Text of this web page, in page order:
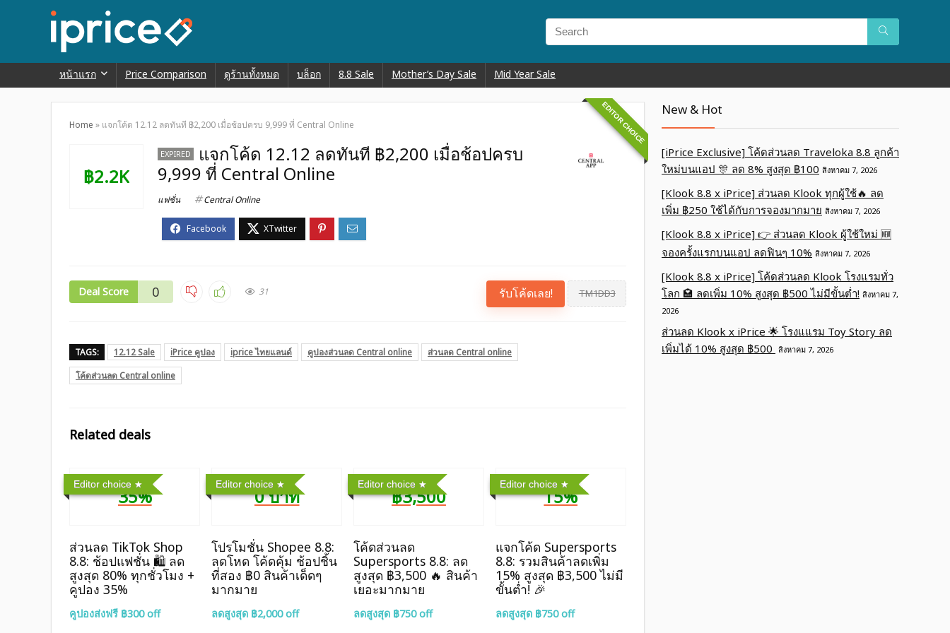
หน้าแรก Price Comparison ดูร้านทั้งหมด บล็อก 8.8 Sale Mother’s Day Sale Mid Year Sale
Home » แจกโค้ด 12.12 ลดทันที ฿2,200 เมื่อช้อปครบ 9,999 ที่ Central Online EDITOR CHOICE
฿2.2K
EXPIRED
แจกโค้ด 12.12 ลดทันที ฿2,200 เมื่อช้อปครบ
9,999 ที่ Central Online
แฟชั่น Central Online
Deal Score 0 31 รับโค้ดเลย! TM1DD3
TAGS: 12.12 Sale iPrice คูปอง iprice ไทยแลนด์ คูปองส่วนลด Central online
ส่วนลด Central online
โค้ดส่วนลด Central online
Related deals
Editor choice
35%
ส่วนลด TikTok Shop
8.8: ช้อปแฟชั่น 🛍️ ลด
สูงสุด 80% ทุกชั่วโมง +
คูปอง 35%
คูปองส่งฟรี ฿300 off
Editor choice
0 บาท
โปรโมชั่น Shopee 8.8:
ลดโหด โค้ดคุ้ม ช้อปชิ้น
ที่สอง ฿0 สินค้าเด็ดๆ
มากมาย
ลดสูงสุด ฿2,000 off
Editor choice
฿3,500
โค้ดส่วนลด
Supersports 8.8: ลด
สูงสุด ฿3,500 🔥 สินค้า
เยอะมากมาย
ลดสูงสุด ฿750 off
Editor choice
15%
แจกโค้ด Supersports
8.8: รวมสินค้าลดเพิ่ม
15% สูงสุด ฿3,500 ไม่มี
ขั้นต่ำ! 🎉
ลดสูงสุด ฿750 off
New & Hot
[iPrice Exclusive] โค้ดส่วนลด Traveloka 8.8 ลูกค้า
ใหม่บนแอป 🎊 ลด 8% สูงสุด​ ฿100 สิงหาคม 7, 2026
[Klook 8.8 x iPrice] ส่วนลด Klook ทุกผู้ใช้🔥 ลด
เพิ่ม ฿250 ใช้ได้กับการจองมากมาย สิงหาคม 7, 2026
[Klook 8.8 x iPrice] 👉 ส่วนลด Klook ผู้ใช้ใหม่ 🆕
จองครั้งแรกบนแอป ลดฟินๆ 10% สิงหาคม 7, 2026
[Klook 8.8 x iPrice] โค้ดส่วนลด Klook โรงแรมทั่ว
โลก 🏩 ลดเพิ่ม 10% สูงสุด ฿500 ไม่มีขั้นต่ำ! สิงหาคม 7,
2026
ส่วนลด Klook x iPrice 🌟 โรงแแรม Toy Story ลด
เพิ่มได้ 10% สูงสุด ฿500 สิงหาคม 7, 2026